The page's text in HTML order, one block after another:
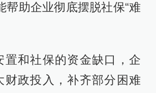
帮助企业彻底摆脱社保“难
置和社保的资金缺口，企
财政投入，补齐部分困难